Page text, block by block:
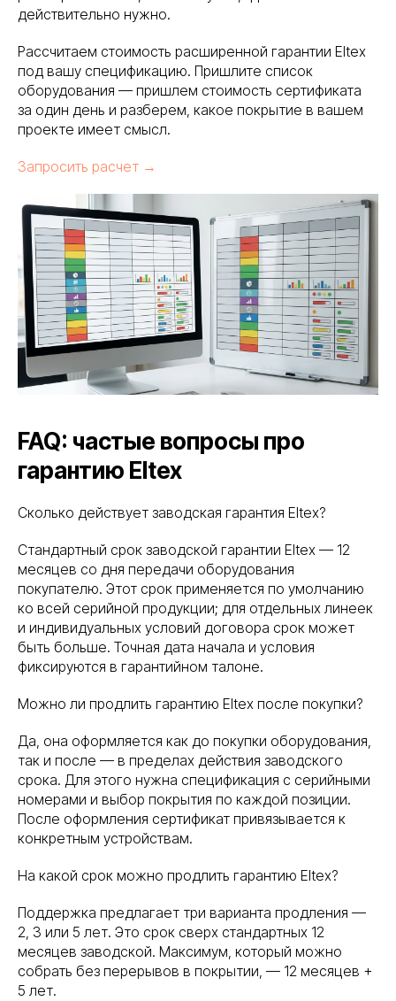
действительно нужно.
Рассчитаем стоимость расширенной гарантии Eltex
под вашу спецификацию. Пришлите список
оборудования — пришлем стоимость сертификата
за один день и разберем, какое покрытие в вашем
проекте имеет смысл.
Запросить расчет →
FAQ: частые вопросы про
гарантию Eltex
Сколько действует заводская гарантия Eltex?
Стандартный срок заводской гарантии Eltex — 12
месяцев со дня передачи оборудования
покупателю. Этот срок применяется по умолчанию
ко всей серийной продукции; для отдельных линеек
и индивидуальных условий договора срок может
быть больше. Точная дата начала и условия
фиксируются в гарантийном талоне.
Можно ли продлить гарантию Eltex после покупки?
Да, она оформляется как до покупки оборудования,
так и после — в пределах действия заводского
срока. Для этого нужна спецификация с серийными
номерами и выбор покрытия по каждой позиции.
После оформления сертификат привязывается к
конкретным устройствам.
На какой срок можно продлить гарантию Eltex?
Поддержка предлагает три варианта продления —
2, 3 или 5 лет. Это срок сверх стандартных 12
месяцев заводской. Максимум, который можно
собрать без перерывов в покрытии, — 12 месяцев +
5 лет.
конфиденциальности
Оставить заявку
поставщиков
Телефон
8 (800) 302-34-73
обращений:
info@serverzilla.ru
Модернизация IT-инфраструктуры
Инженерные системы
Импортозамещение
Подбор серверного оборудования
Услуги
Оборудование для инф. безопасности
Мультимедийные решения
Системы электроснабжения
Видеонаблюдение
Оборудование
Серверное оборудование для госучреждений
Серверное оборудование для
интеграторов и партнеров
Решения
Карта сайта
О компании
Контакты
О нас